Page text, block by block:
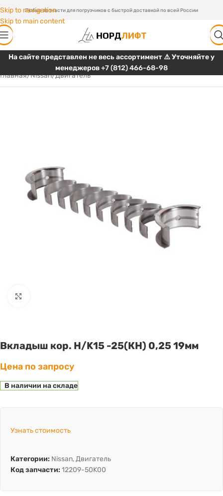
Skip to navigation
Skip to main content
Любые запчасти для погрузчиков с быстрой доставкой по всей России
На сайте представлен не весь ассортимент ⚠️ Уточняйте у
менеджеров+7 (812) 466-68-98
Главная/Nissan/Двигатель
Вкладыш кор. Н/K15 -25(КН) 0,25 19мм
Цена по запросу
В наличии на складе
Узнать стоимость
Категории: Nissan,Двигатель
Код запчасти: 12209-50K00